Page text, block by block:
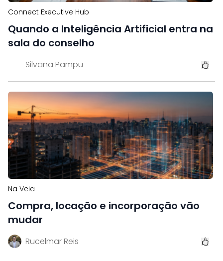
Connect Executive Hub
Quando a Inteligência Artificial entra na
sala do conselho
Silvana Pampu
Na Veia
Compra, locação e incorporação vão
mudar
Rucelmar Reis